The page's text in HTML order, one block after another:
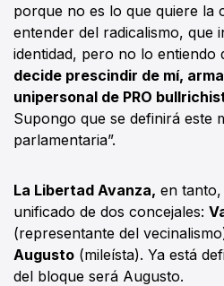
porque no es lo que quiere la
entender del radicalismo, que
identidad, pero no lo entiendo
decide prescindir de mí,
unipersonal de PRO
Supongo que se definirá este
parlamentaria”.
La Libertad Avanza, en
unificado de dos concejales:
(representante del
Augusto (mileísta). Ya está
del bloque será Augusto.